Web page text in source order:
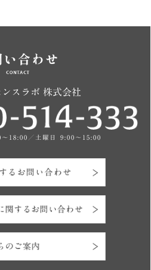
ンスラボ 株式会社
～18:00／土曜日 9:00～15:00